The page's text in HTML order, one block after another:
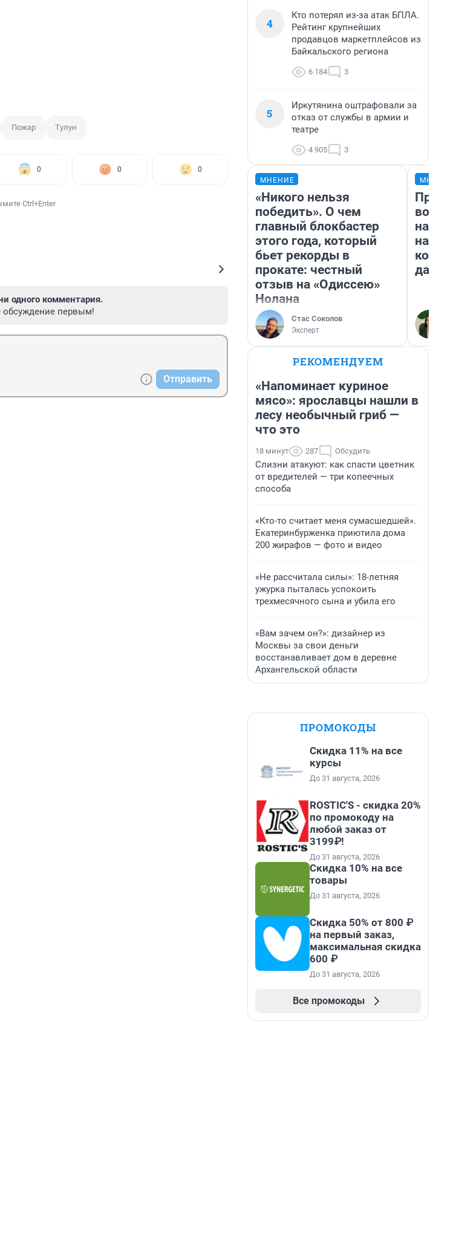
Пожар Тулун
0 0 0
Ctrl+Enter
одного комментария.
обсуждение первым!
Отправить
4
Кто потерял из-за атак БПЛА.
Рейтинг крупнейших
продавцов маркетплейсов из
Байкальского региона
6 184 3
5
Иркутянина оштрафовали за
отказ от службы в армии и
театре
4 905 3
МНЕНИЕ
«Никого нельзя
победить». О чем
главный блокбастер
этого года, который
бьет рекорды в
прокате: честный
отзыв на «Одиссею»
Нолана
Стас Соколов
Эксперт
нам
даже
РЕКОМЕНДУЕМ
«Напоминает куриное
мясо»: ярославцы нашли в
лесу необычный гриб —
что это
18 минут 287 Обсудить
Слизни атакуют: как спасти цветник
от вредителей — три копеечных
способа
«Кто-то считает меня сумасшедшей».
Екатеринбурженка приютила дома
200 жирафов — фото и видео
«Не рассчитала силы»: 18-летняя
ужурка пыталась успокоить
трехмесячного сына и убила его
«Вам зачем он?»: дизайнер из
Москвы за свои деньги
восстанавливает дом в деревне
Архангельской области
ПРОМОКОДЫ
Скидка 11% на все
курсы
До 31 августа, 2026
ROSTIC'S - скидка 20%
по промокоду на
любой заказ от
3199₽!
До 31 августа, 2026
Скидка 10% на все
товары
До 31 августа, 2026
Скидка 50% от 800 ₽
на первый заказ,
максимальная скидка
600 ₽
До 31 августа, 2026
Все промокоды